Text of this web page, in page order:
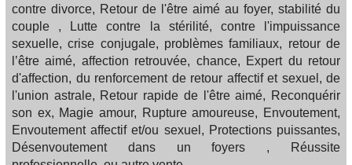
contre divorce, Retour de l'être aimé au foyer, stabilité du
couple , Lutte contre la stérilité, contre l'impuissance
sexuelle, crise conjugale, problèmes familiaux, retour de
l’être aimé, affection retrouvée, chance, Expert du retour
d'affection, du renforcement de retour affectif et sexuel, de
l'union astrale, Retour rapide de l'être aimé, Reconquérir
son ex, Magie amour, Rupture amoureuse, Envoutement,
Envoutement affectif et/ou sexuel, Protections puissantes,
Désenvoutement dans un foyers , Réussite